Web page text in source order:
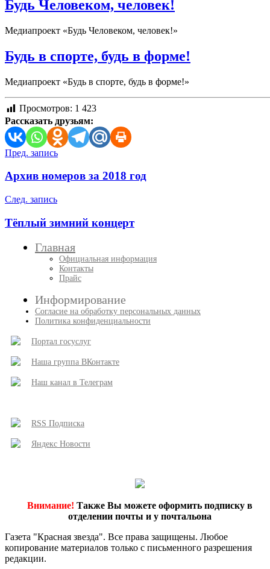
Будь Человеком, человек!
Медиапроект «Будь Человеком, человек!»
Будь в спорте, будь в форме!
Медиапроект «Будь в спорте, будь в форме!»
Просмотров: 1 423
Рассказать друзьям:
Навигация
по
записям
Пред. запись
Архив номеров за 2018 год
След. запись
Тёплый зимний концерт
Главная
Официальная информация
Контакты
Прайс
Информирование
Согласие на обработку персональных данных
Политика конфиденциальности
Портал госуслуг
Наша группа ВКонтакте
Наш канал в Телеграм
RSS Подписка
Яндекс Новости
Внимание! Также Вы можете оформить подписку в
отделении почты и у почтальона
Газета "Красная звезда". Все права защищены. Любое
копирование материалов только с письменного разрешения
редакции.